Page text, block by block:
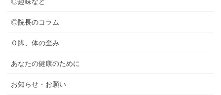
◎院長のコラム
Ｏ脚、体の歪み
あなたの健康のために
お知らせ・お願い